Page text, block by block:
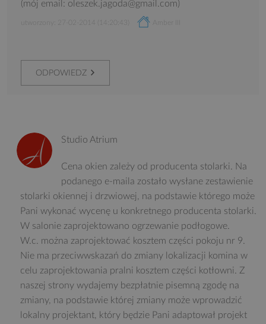
(mój email: oleszek.jagoda@gmail.com)
utworzony: 27-02-2014 (14:20:43) Amber III
ODPOWIEDZ
Studio Atrium
Cena okien zależy od producenta stolarki. Na
podanego e-maila zostało wysłane zestawienie
stolarki okiennej i drzwiowej, na podstawie którego może
Pani wykonać wycenę u konkretnego producenta stolarki.
W salonie zaprojektowano ogrzewanie podłogowe.
W.c. można zaprojektować kosztem części pokoju nr 9.
Nie ma przeciwwskazań do zmiany lokalizacji komina w
celu zaprojektowania pralni kosztem części kotłowni. Z
naszej strony wydajemy bezpłatnie pisemną zgodę na
zmiany, na podstawie której zmiany może wprowadzić
lokalny projektant, który będzie Pani adaptował projekt